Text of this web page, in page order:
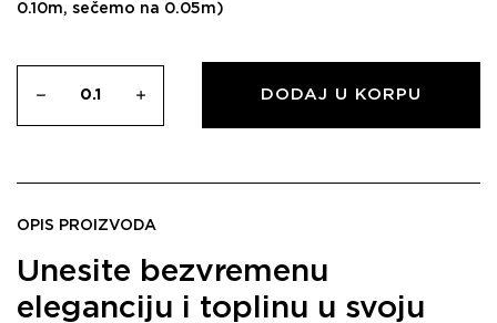
0.10m, sečemo na 0.05m)
DODAJ U KORPU
OPIS PROIZVODA
Unesite bezvremenu
eleganciju i toplinu u svoju